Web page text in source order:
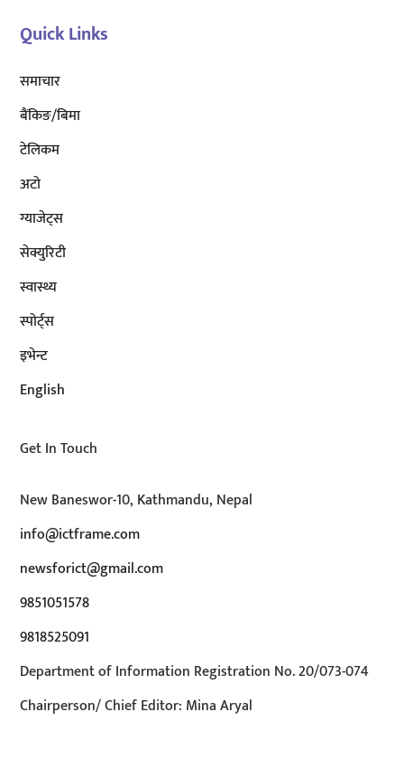
Quick Links
समाचार
बैंकिङ/बिमा
टेलिकम
अटाे
ग्याजेट्स
सेक्युरिटी
स्वास्थ्य
स्पोर्ट्स
इभेन्ट
English
Get In Touch
New Baneswor-10, Kathmandu, Nepal
info@ictframe.com
newsforict@gmail.com
9851051578
9818525091
Department of Information Registration No. 20/073-074
Chairperson/ Chief Editor: Mina Aryal